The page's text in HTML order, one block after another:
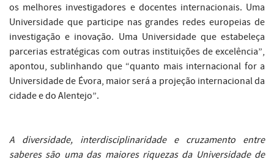
os melhores investigadores e docentes internacionais. Uma
Universidade que participe nas grandes redes europeias de
investigação e inovação. Uma Universidade que estabeleça
parcerias estratégicas com outras instituições de excelência”,
apontou, sublinhando que “quanto mais internacional for a
Universidade de Évora, maior será a projeção internacional da
cidade e do Alentejo”.
A diversidade, interdisciplinaridade e cruzamento entre
saberes são uma das maiores riquezas da Universidade de